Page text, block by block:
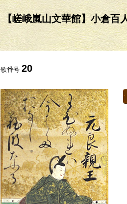
【嵯峨嵐山文華館】小倉
歌番号 20